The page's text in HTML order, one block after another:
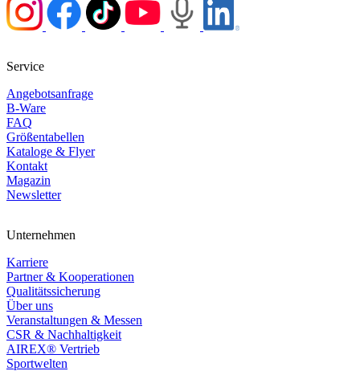
Service
Angebotsanfrage
B-Ware
FAQ
Größentabellen
Kataloge & Flyer
Kontakt
Magazin
Newsletter
Unternehmen
Karriere
Partner & Kooperationen
Qualitätssicherung
Über uns
Veranstaltungen & Messen
CSR & Nachhaltigkeit
AIREX® Vertrieb
Sportwelten